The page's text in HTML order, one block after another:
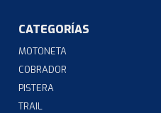
CATEGORÍAS
MOTONETA
COBRADOR
PISTERA
TRAIL